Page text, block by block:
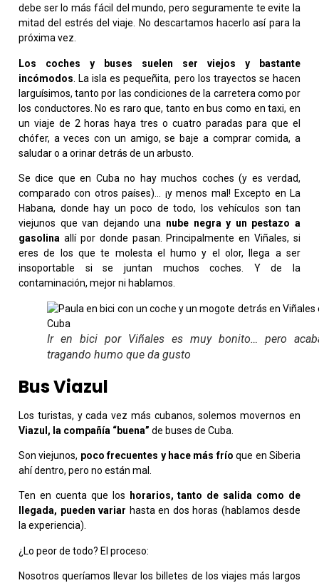
debe ser lo más fácil del mundo, pero seguramente te evite la
mitad del estrés del viaje. No descartamos hacerlo así para la
próxima vez.
Los coches y buses suelen ser viejos y bastante
incómodos . La isla es pequeñita, pero los trayectos se hacen
larguísimos, tanto por las condiciones de la carretera como por
los conductores. No es raro que, tanto en bus como en taxi, en
un viaje de 2 horas haya tres o cuatro paradas para que el
chófer, a veces con un amigo, se baje a comprar comida, a
saludar o a orinar detrás de un arbusto.
Se dice que en Cuba no hay muchos coches (y es verdad,
comparado con otros países)… ¡y menos mal! Excepto en La
Habana, donde hay un poco de todo, los vehículos son tan
viejunos que van dejando una nube negra y un pestazo a
gasolina allí por donde pasan. Principalmente en Viñales, si
eres de los que te molesta el humo y el olor, llega a ser
insoportable si se juntan muchos coches. Y de la
contaminación, mejor ni hablamos.
Ir en bici por Viñales es muy bonito… pero
tragando humo que da gusto
Bus Viazul
Los turistas, y cada vez más cubanos, solemos movernos en
Viazul, la compañía “buena” de buses de Cuba.
Son viejunos, poco frecuentes y hace más fríoque en Siberia
ahí dentro, pero no están mal.
Ten en cuenta que los
horarios, tanto de salida como de
llegada, pueden variar hasta en dos horas (hablamos desde
la experiencia).
¿Lo peor de todo? El proceso:
Nosotros queríamos llevar los billetes de los viajes más largos